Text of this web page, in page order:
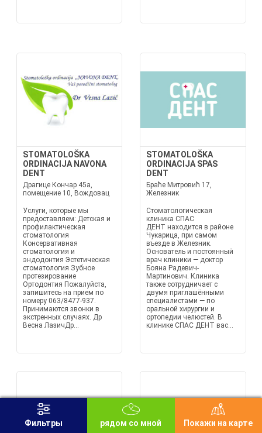
STOMATOLOŠKA
ORDINACIJA NAVONA
DENT
Драгице Кончар 45a,
помещение 10, Вождовац
Услуги, которые мы
предоставляем: Детская и
профилактическая
стоматология
Консервативная
стоматология и
эндодонтия Эстетическая
стоматология Зубное
протезирование
Ортодонтия Пожалуйста,
запишитесь на прием по
номеру 063/8477-937.
Принимаются звонки в
экстренных случаях. Др
Весна ЛазичДр...
STOMATOLOŠKA
ORDINACIJA SPAS
DENT
Браће Митровић 17,
Железник
Стоматологическая
клиника СПАС
ДЕНТ находится в районе
Чукарица, при самом
въезде в Железник.
Основатель и постоянный
врач клиники — доктор
Бояна Радевич-
Мартинович. Клиника
также сотрудничает с
двумя приглашёнными
специалистами — по
оральной хирургии и
ортопедии челюстей. В
клинике СПАС ДЕНТ вас...
Фильтры рядом со мной Покажи на карте